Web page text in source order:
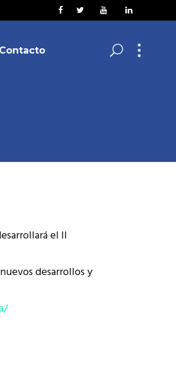
Contacto
el II
desarrollos y